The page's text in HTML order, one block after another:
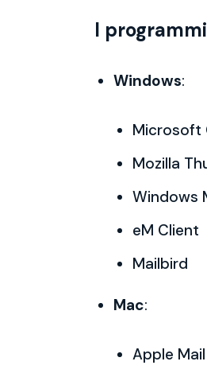
I
Windows:
Microsoft
Mozilla
Windows
eM Client
Mailbird
Mac:
Apple